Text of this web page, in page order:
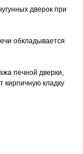
дверок при
обкладывается
печной дверки,
кирпичную кладку